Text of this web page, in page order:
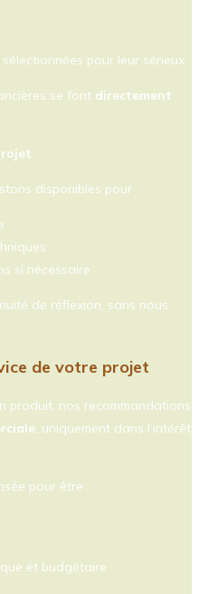
pour leur sérieux
se font directement
disponibles pour :
si nécessaire
de réflexion, sans nous
de votre projet
produit, nos recommandations
, uniquement dans l’intérêt
pour être :
et budgétaire